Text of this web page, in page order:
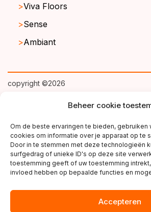
Beheer cookie
Om de beste ervaringen te bieden, gebruiken
cookies om informatie over je apparaat op te
Door in te stemmen met deze technologieën
surfgedrag of unieke ID's op deze site
toestemming geeft of uw toestemming
invloed hebben op bepaalde functies en
Accepteren
Viva Floors
Sense
Ambiant
copyright ©2026